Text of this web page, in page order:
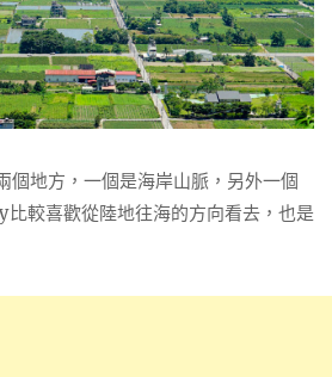
個地方，一個是海岸山脈，另外一個
較喜歡從陸地往海的方向看去，也是